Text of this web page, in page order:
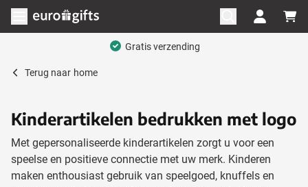
Ga naar de inhoud
Menu openen
Mega assortiment
Terug naar home
Kinderartikelen bedrukken met logo
Met gepersonaliseerde kinderartikelen zorgt u voor een
speelse en positieve connectie met uw merk. Kinderen
maken enthousiast gebruik van speelgoed, knuffels en